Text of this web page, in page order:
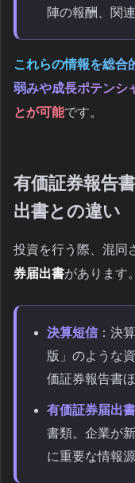
陣の報酬、関
これらの情報を総合
弱みや成長ポテンシ
とが可能です。
有価証券報告
出書との違い
投資を行う際、混同
券届出書があります
決算短信：決
版」のような
価証券報告書
有価証券届出書
書類。企業が
に重要な情報